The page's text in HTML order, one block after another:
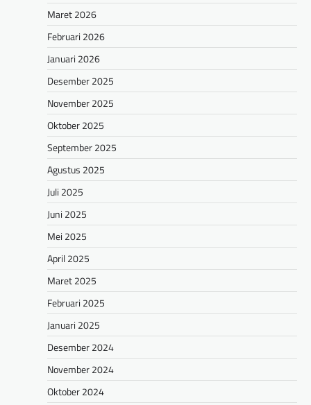
Maret 2026
Februari 2026
Januari 2026
Desember 2025
November 2025
Oktober 2025
September 2025
Agustus 2025
Juli 2025
Juni 2025
Mei 2025
April 2025
Maret 2025
Februari 2025
Januari 2025
Desember 2024
November 2024
Oktober 2024